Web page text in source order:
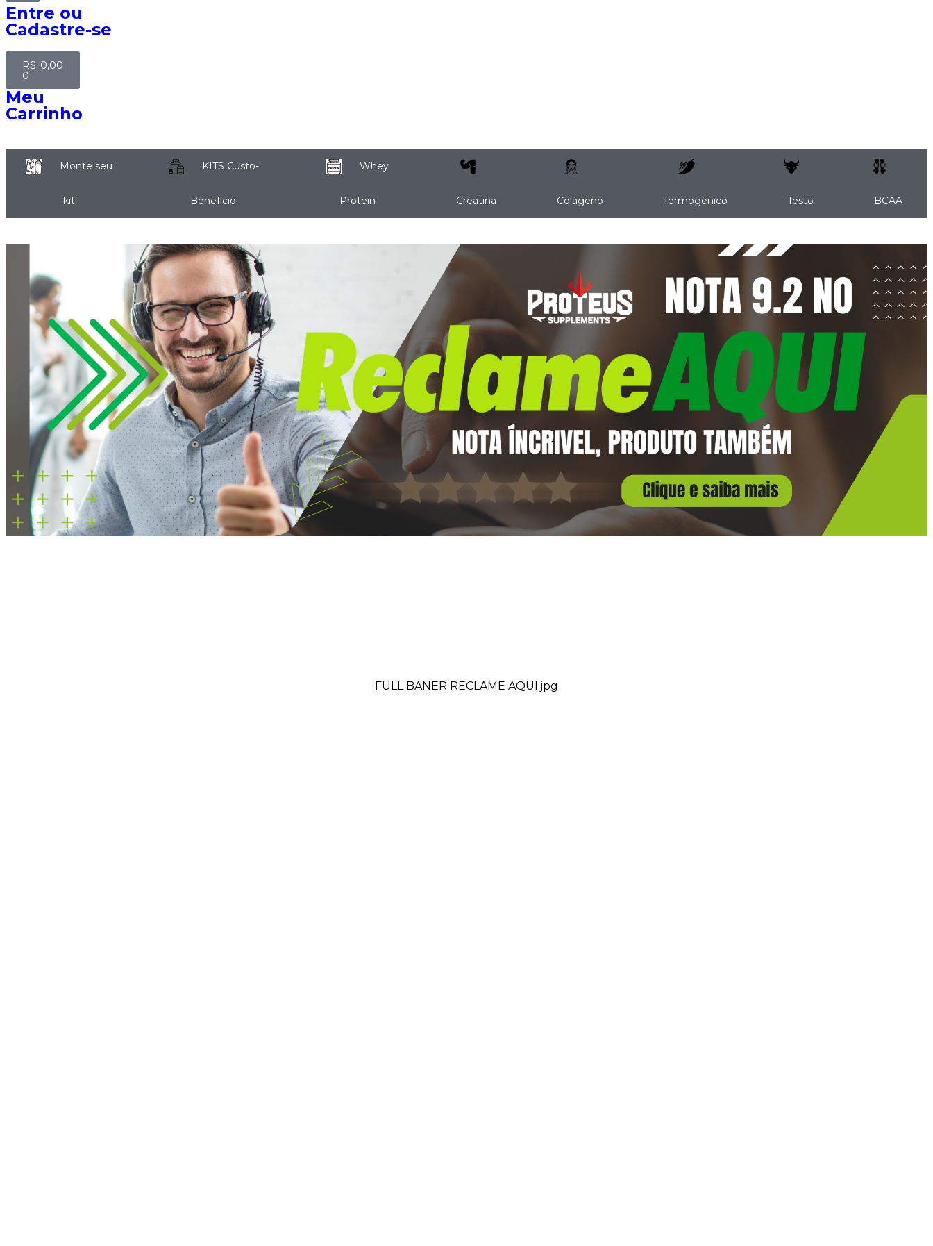
Entre ou
Cadastre-se
R$ 0,00
0
Meu
Carrinho
Monte seu
kit
KITS Custo-
Benefício
Whey
Protein Creatina Colágeno Termogênico Testo BCAA
FULL BANER RECLAME AQUI.jpg